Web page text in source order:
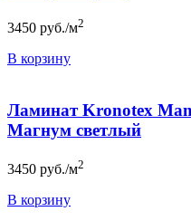
3450 руб./м2
В корзину
Ламинат Kronotex
Магнум светлый
3450 руб./м2
В корзину